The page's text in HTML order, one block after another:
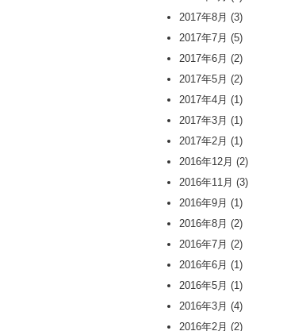
2017年8月 (3)
2017年7月 (5)
2017年6月 (2)
2017年5月 (2)
2017年4月 (1)
2017年3月 (1)
2017年2月 (1)
2016年12月 (2)
2016年11月 (3)
2016年9月 (1)
2016年8月 (2)
2016年7月 (2)
2016年6月 (1)
2016年5月 (1)
2016年3月 (4)
2016年2月 (2)